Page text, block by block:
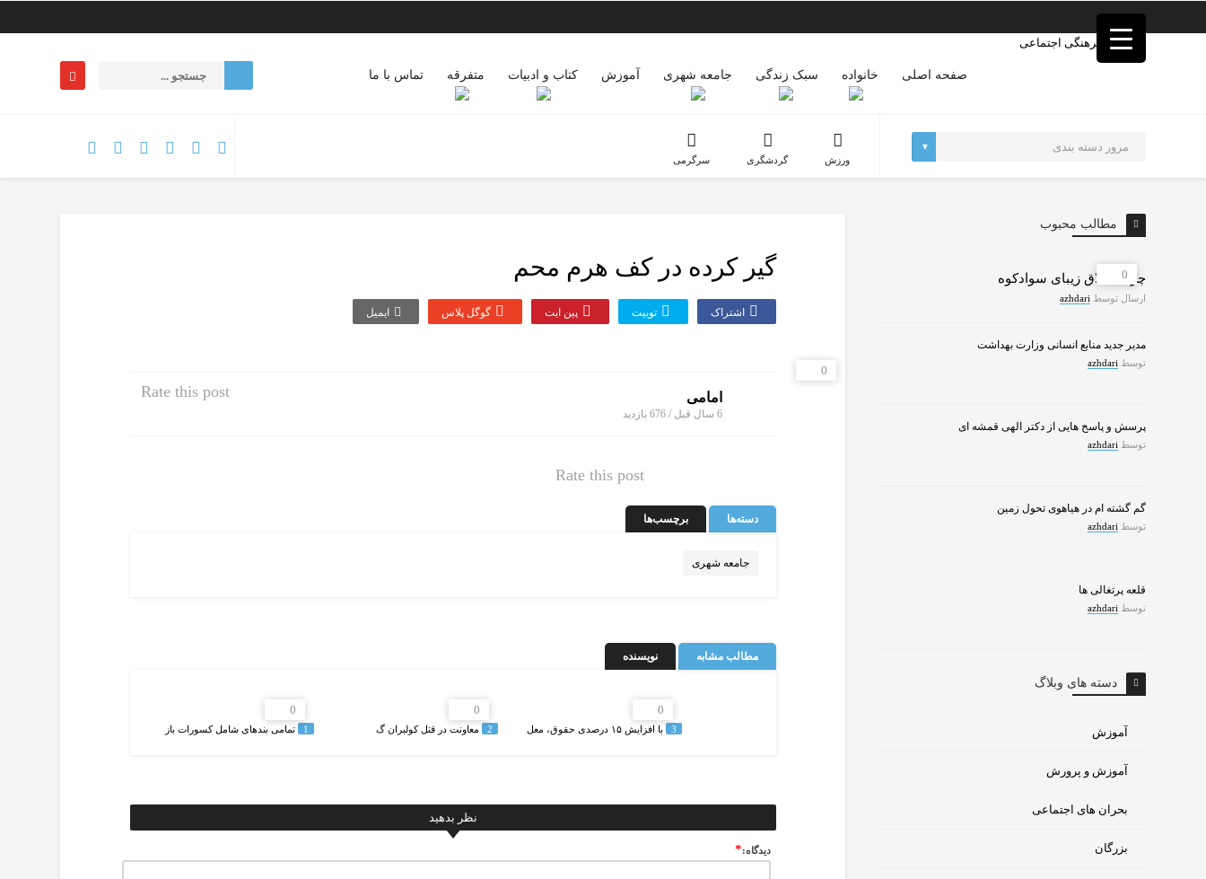
صفحه اصلی خانواده سبک زندگی جامعه شهری آموزش کتاب و ادبیات متفرقه تماس با ما
ورزش گردشگری سرگرمی
گیر کرده در کف هرم محم
اشتراک توییت پین ایت گوگل‌ پلاس ایمیل
0
امامی
6 سال قبل / 676 بازدید
Rate this post
Rate this post
دسته‌ها برچسب‌ها
جامعه شهری
مطالب مشابه نویسنده
0
1 تمامی بندهای شامل کسورات باز
0
2 معاونت در قتل کولبران گ
0
3 با افزایش ۱۵ درصدی حقوق، معل
نظر بدهید
ديدگاه:*
مطالب محبوب
0
چرات ییلاق زیبای سوادکوه
ارسال توسط azhdari
مدیر جدید منابع انسانی وزارت بهداشت
توسط azhdari
پرسش و پاسخ هایی از دکتر الهی قمشه ای
توسط azhdari
گم گشته ام در هیاهوی تحول زمین
توسط azhdari
قلعه پرتغالی ها
توسط azhdari
دسته های وبلاگ
آموزش
آموزش و پرورش
بحران های اجتماعی
بزرگان